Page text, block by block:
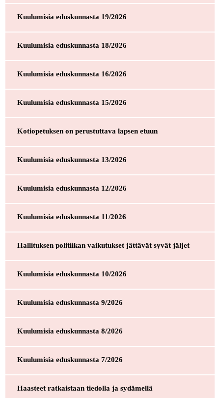
Kuulumisia eduskunnasta 19/2026
Kuulumisia eduskunnasta 18/2026
Kuulumisia eduskunnasta 16/2026
Kuulumisia eduskunnasta 15/2026
Kotiopetuksen on perustuttava lapsen etuun
Kuulumisia eduskunnasta 13/2026
Kuulumisia eduskunnasta 12/2026
Kuulumisia eduskunnasta 11/2026
Hallituksen politiikan vaikutukset jättävät syvät jäljet
Kuulumisia eduskunnasta 10/2026
Kuulumisia eduskunnasta 9/2026
Kuulumisia eduskunnasta 8/2026
Kuulumisia eduskunnasta 7/2026
Haasteet ratkaistaan tiedolla ja sydämellä